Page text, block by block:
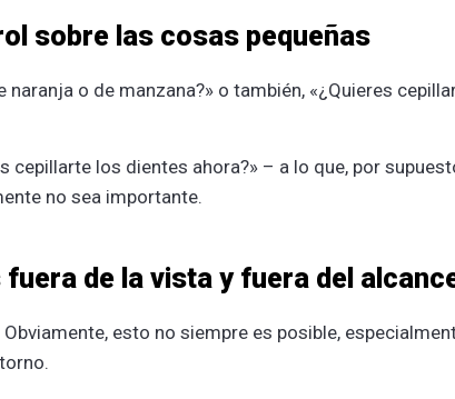
sobre las cosas pequeñas
o de manzana?» o también, «¿Quieres
cepillarte los dientes ahora?» – a lo que, por
no sea importante.
de la vista y fuera del
esto no siempre es posible,